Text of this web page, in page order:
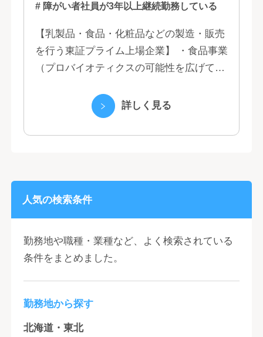
# 障がい者社員が3年以上継続勤務している
【乳製品・食品・化粧品などの製造・販売
を行う東証プライム上場企業】 ・食品事業
（プロバイオティクスの可能性を広げてい
る優れた機能性飲料） ・国際事業（40の
詳しく見る
人気の検索条件
勤務地や職種・業種など、よく検索されている
条件をまとめました。
勤務地から探す
北海道・東北